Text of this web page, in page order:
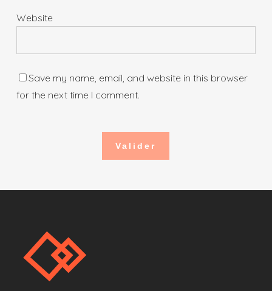
Website
Save my name, email, and website in this browser
for the next time I comment.